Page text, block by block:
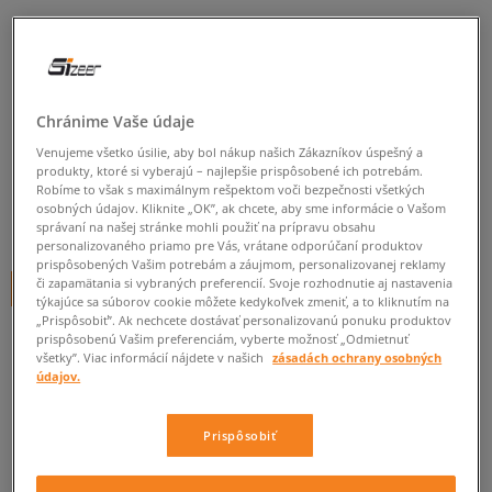
CARGO LOOSE TAPERED PAN
)
95€ -22% (počiatočná cena)
79€ -6% (najnižšia cena za posledných 30 dní pred zľavou)
74€cena s DPH
+ 74 BODOV V SIZEERCLUBE
Vyberte veľkosť
FARBABÉŽOVÁ
Chránime Vaše údaje
Venujeme všetko úsilie, aby bol nákup našich Zákazníkov úspešný a
produkty, ktoré si vyberajú – najlepšie prispôsobené ich potrebám.
Robíme to však s maximálnym rešpektom voči bezpečnosti všetkých
osobných údajov. Kliknite „OK”, ak chcete, aby sme informácie o Vašom
správaní na našej stránke mohli použiť na prípravu obsahu
personalizovaného priamo pre Vás, vrátane odporúčaní produktov
prispôsobených Vašim potrebám a záujmom, personalizovanej reklamy
či zapamätania si vybraných preferencií. Svoje rozhodnutie aj nastavenia
týkajúce sa súborov cookie môžete kedykoľvek zmeniť, a to kliknutím na
„Prispôsobiť”. Ak nechcete dostávať personalizovanú ponuku produktov
prispôsobenú Vašim preferenciám, vyberte možnosť „Odmietnuť
všetky”. Viac informácií nájdete v našich
zásadách ochrany osobných
údajov.
Prispôsobiť